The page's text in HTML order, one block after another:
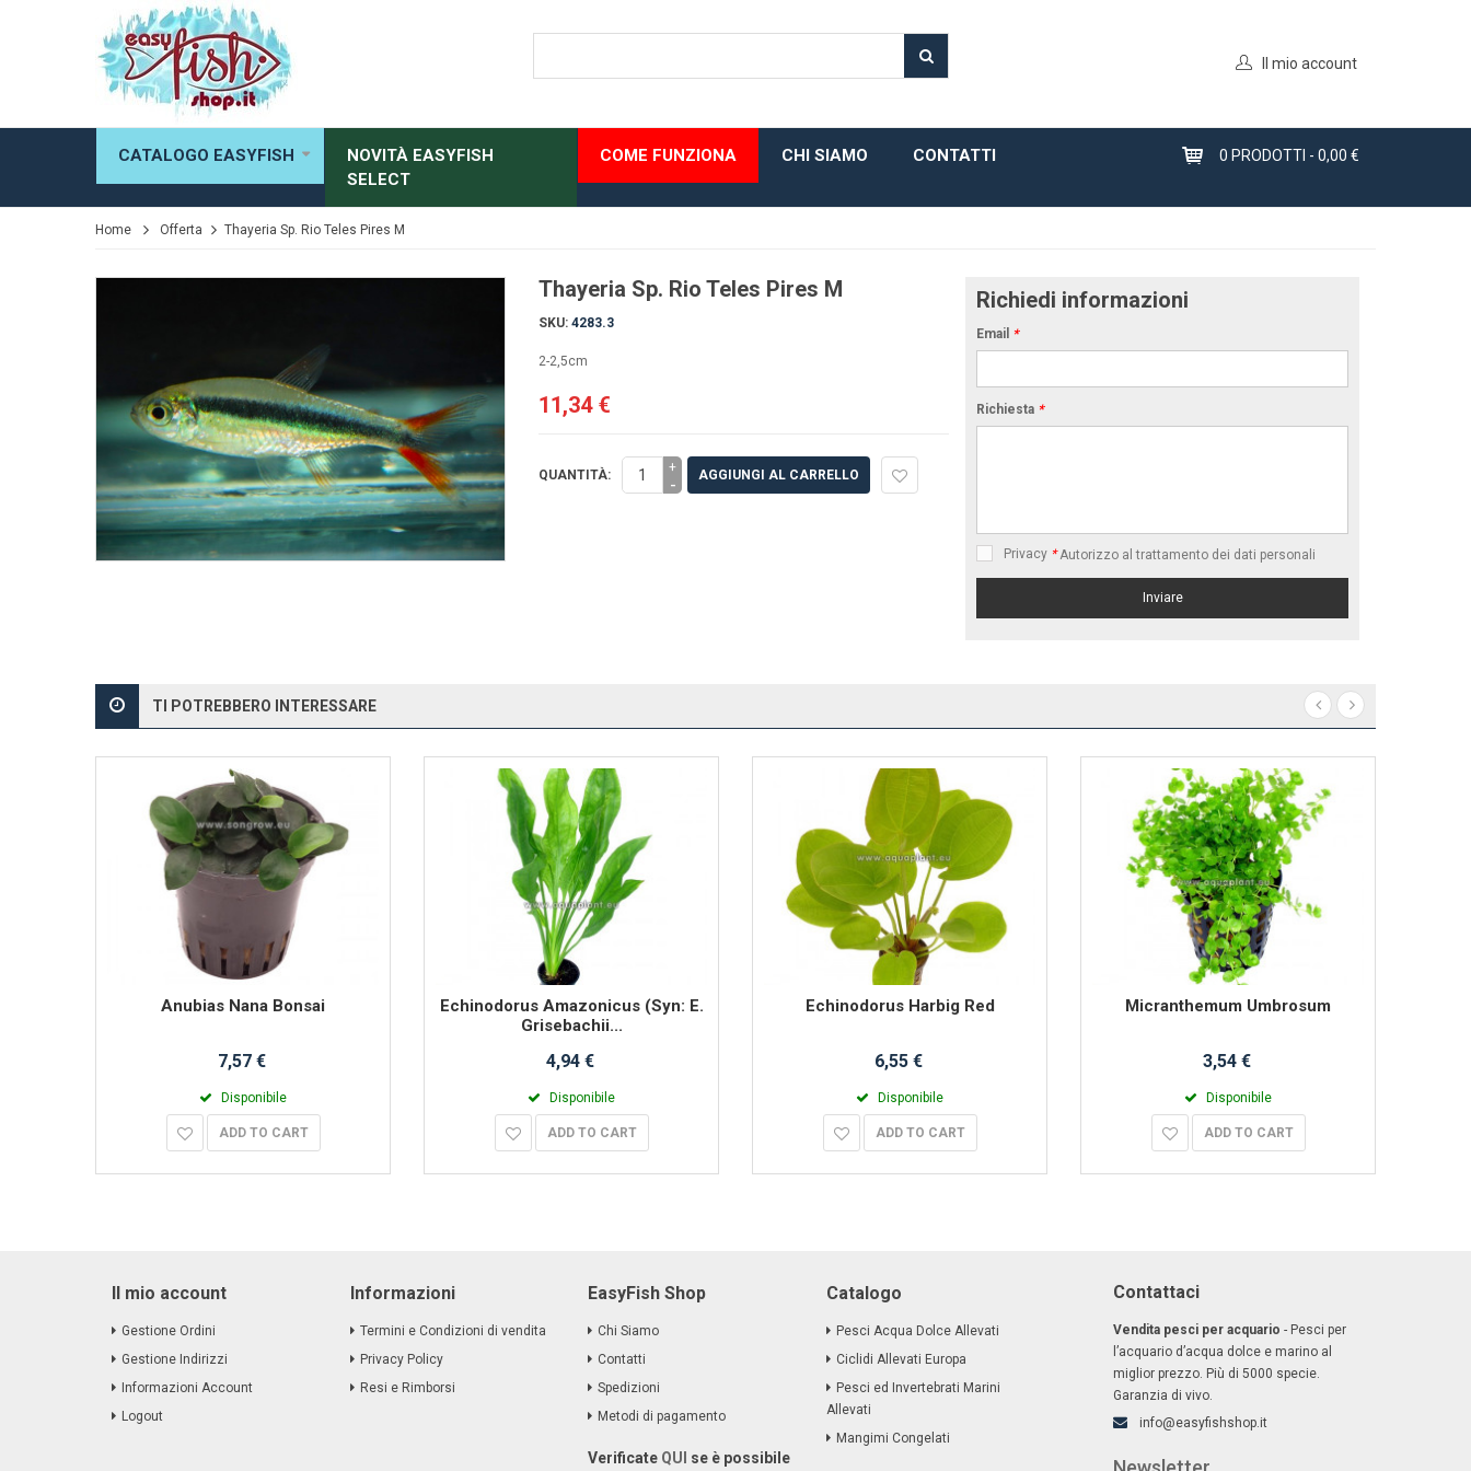
Il mio account
CATALOGO EASYFISH
NOVITÀ EASYFISH
SELECT
COME FUNZIONA CHI SIAMO CONTATTI 0 PRODOTTI - 0,00 €
Home Offerta Thayeria Sp. Rio Teles Pires M
Thayeria Sp. Rio Teles Pires M
SKU: 4283.3
2-2,5cm
11,34 €
QUANTITÀ: +
- AGGIUNGI AL CARRELLO
Richiedi informazioni
Email *
Richiesta *
Privacy * Autorizzo al trattamento dei dati personali
TI POTREBBERO INTERESSARE
Anubias Nana Bonsai
7,57 €
Disponibile
ADD TO CART
Echinodorus Amazonicus (Syn: E.
Grisebachii...
4,94 €
Disponibile
ADD TO CART
Echinodorus Harbig Red
6,55 €
Disponibile
ADD TO CART
Micranthemum Umbrosum
3,54 €
Disponibile
ADD TO CART
Il mio account
Gestione Ordini
Gestione Indirizzi
Informazioni Account
Logout
Informazioni
Termini e Condizioni di vendita
Privacy Policy
Resi e Rimborsi
EasyFish Shop
Chi Siamo
Contatti
Spedizioni
Metodi di pagamento
Verificate QUI se è possibile
Catalogo
Pesci Acqua Dolce Allevati
Ciclidi Allevati Europa
Pesci ed Invertebrati Marini
Allevati
Mangimi Congelati
Contattaci
Vendita pesci per acquario - Pesci per
l’acquario d’acqua dolce e marino al
miglior prezzo. Più di 5000 specie.
Garanzia di vivo.
info@easyfishshop.it